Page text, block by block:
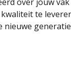
te
generatie